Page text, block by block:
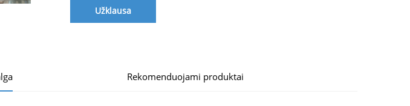
Užklausa
Rekomenduojami produktai